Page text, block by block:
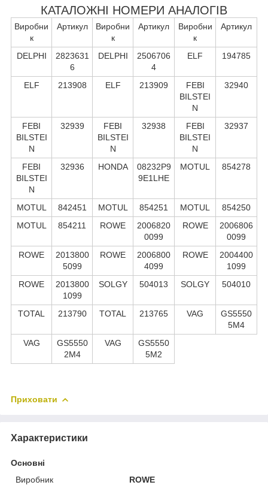
КАТАЛОЖНІ НОМЕРИ АНАЛОГІВ
Виробни
к
Артикул
Виробни
к
Артикул
Виробни
к
Артикул
DELPHI
2823631
6
DELPHI
2506706
4
ELF 194785
ELF 213908 ELF 213909
FEBI
BILSTEI
N
32940
FEBI
BILSTEI
N
32939
FEBI
BILSTEI
N
32938
FEBI
BILSTEI
N
32937
FEBI
BILSTEI
N
32936 HONDA
08232P9
9E1LHE
MOTUL 854278
MOTUL 842451 MOTUL 854251 MOTUL
854250
MOTUL
854211 ROWE
2006820
0099
ROWE
2006806
0099
ROWE
2013800
5099
ROWE
2006800
4099
ROWE
2004400
1099
ROWE
2013800
1099
SOLGY 504013 SOLGY 504010
TOTAL 213790 TOTAL 213765 VAG
GS5550
5M4
VAG
GS5550
2M4
VAG
GS5550
5M2
Приховати
Характеристики
Основні
Виробник
ROWE